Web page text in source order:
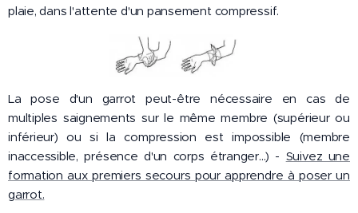
plaie, dans l'attente d'un pansement compressif.
La pose d'un garrot peut-être nécessaire en cas de
multiples saignements sur le même membre (supérieur ou
inférieur) ou si la compression est impossible (membre
inaccessible, présence d'un corps étranger...) - Suivez une
formation aux premiers secours pour apprendre à poser un
garrot.